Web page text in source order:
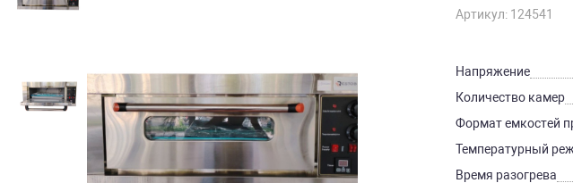
Артикул: 124541
Напряжение
Количество камер
Формат емкостей
Температурный
Время разогрева